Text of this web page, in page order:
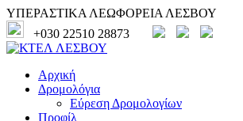
ΥΠΕΡΑΣΤΙΚΑ ΛΕΩΦΟΡΕΙΑ ΛΕΣΒΟΥ
+030 22510 28873
Αρχική
Δρομολόγια
Εύρεση Δρομολογίων
Προφίλ